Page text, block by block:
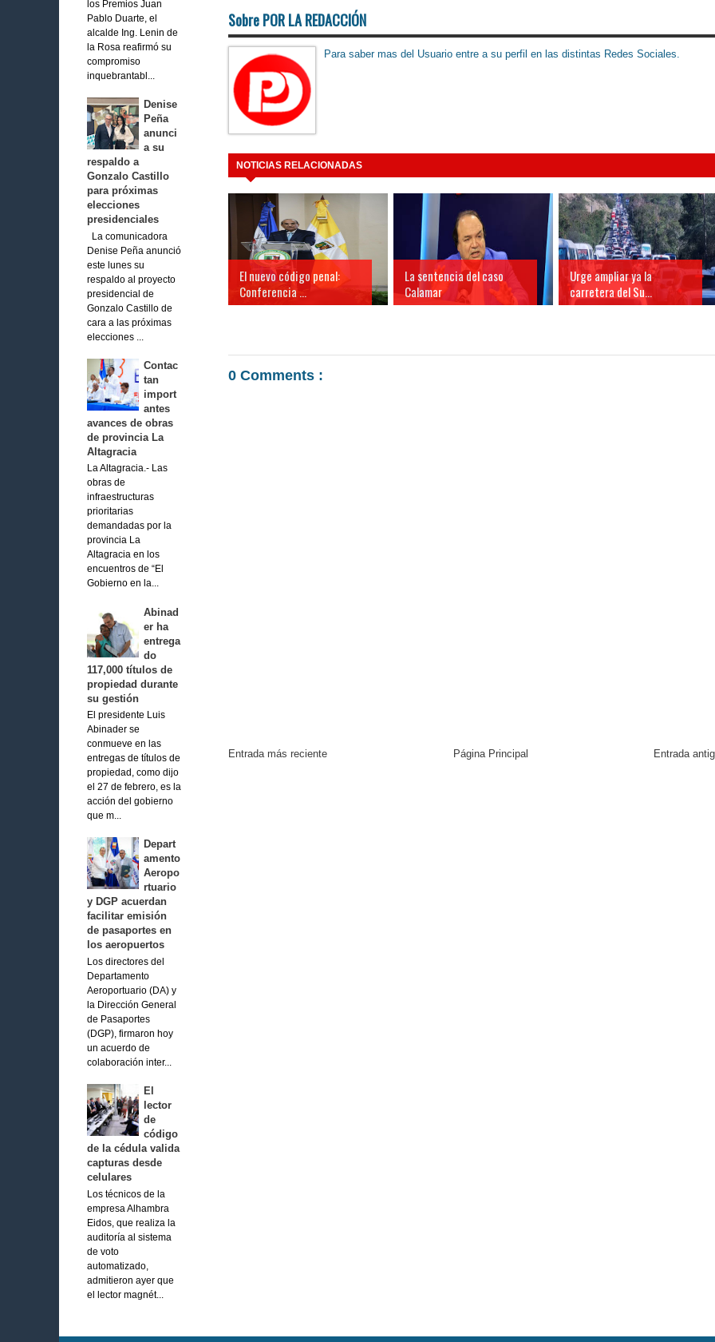
los Premios Juan
Pablo Duarte, el
alcalde Ing. Lenin de
la Rosa reafirmó su
compromiso
inquebrantabl...
Denise
Peña
anunci
a su
respaldo a
Gonzalo Castillo
para próximas
elecciones
presidenciales
La comunicadora
Denise Peña anunció
este lunes su
respaldo al proyecto
presidencial de
Gonzalo Castillo de
cara a las próximas
elecciones ...
Contac
tan
import
antes
avances de obras
de provincia La
Altagracia
La Altagracia.- Las
obras de
infraestructuras
prioritarias
demandadas por la
provincia La
Altagracia en los
encuentros de “El
Gobierno en la...
Abinad
er ha
entrega
do
117,000 títulos de
propiedad durante
su gestión
El presidente Luis
Abinader se
conmueve en las
entregas de títulos de
propiedad, como dijo
el 27 de febrero, es la
acción del gobierno
que m...
Depart
amento
Aeropo
rtuario
y DGP acuerdan
facilitar emisión
de pasaportes en
los aeropuertos
Los directores del
Departamento
Aeroportuario (DA) y
la Dirección General
de Pasaportes
(DGP), firmaron hoy
un acuerdo de
colaboración inter...
El
lector
de
código
de la cédula valida
capturas desde
celulares
Los técnicos de la
empresa Alhambra
Eidos, que realiza la
auditoría al sistema
de voto
automatizado,
admitieron ayer que
el lector magnét...
Sobre POR LA REDACCIÓN
Para saber mas del Usuario entre a su perfil en las distintas Redes Sociales.
NOTICIAS RELACIONADAS
El nuevo código penal:
Conferencia ...
La sentencia del caso
Calamar
Urge ampliar ya la
carretera del Su...
0 Comments :
Entrada más reciente Entrada
Página Principal